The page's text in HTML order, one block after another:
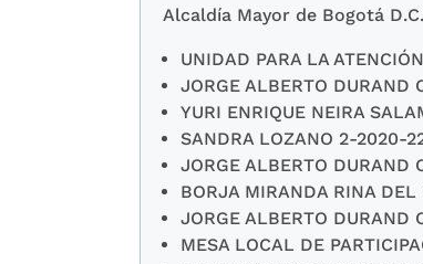
Alcaldía Mayor de Bogotá
UNIDAD PARA LA
JORGE ALBERTO
YURI ENRIQUE NEIRA
SANDRA LOZANO 2-2020-
JORGE ALBERTO
BORJA MIRANDA RINA
JORGE ALBERTO DURAND
MESA LOCAL DE